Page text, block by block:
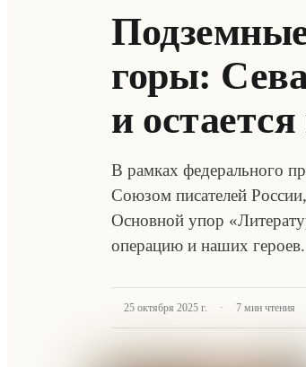
горы:
и
В рамках федерального
Союзом писателей
Основной упор
операцию и наших
25 октября 2025 г. · 7 мин чтения